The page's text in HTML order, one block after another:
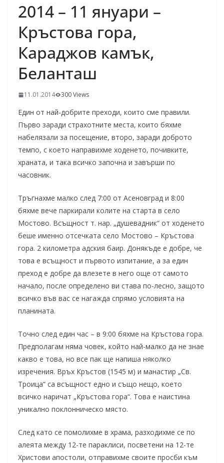
2014 – 11 януари –
Кръстова гора,
Караджов камък,
Беланташ
11.01.2014 300 Views
Един от най-добрите преходи, които сме правили.
Първо заради страхотните места, които бяхме
набелязали за посещение, второ, заради доброто
темпо, с което направихме ходенето, почивките,
храната, и така всичко започна и завърши по
часовник.
Тръгнахме малко след 7:00 от Асеновград и 8:00
бяхме вече паркирали колите на старта в село
Мостово. Всъщност т. нар. „душевадник“ от ходенето
беше именно отсечката село Мостово – Кръстова
гора. 2 километра адския баир. Донякъде е добре, че
това е всъщност и първото изпитание, а за един
преход е добре да влезете в него още от самото
начало, после определено ви става по-лесно, защото
всичко във вас се нагажда спрямо условията на
планината.
Точно след един час – в 9:00 бяхме на Кръстова гора.
Предполагам няма човек, който най-малко да не знае
какво е това, но все пак ще напиша няколко
изречения. Връх Кръстов (1545 м) и манастир „Св.
Троица“ са всъщност едно и също нещо, което
всичко наричат „Кръстова гора“. Това е наистина
уникално поклонническо място.
След като се помолихме в храма, разходихме се по
алеята между 12-те параклиси, посветени на 12-те
Христови апостоли, отправихме своите просби към